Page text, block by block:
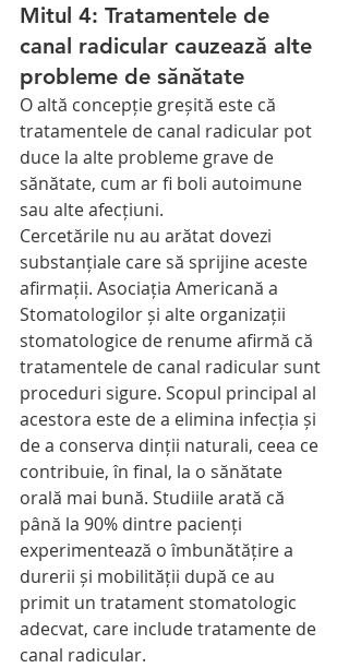
Mitul 4: Tratamentele de
canal radicular cauzează alte
probleme de sănătate
O altă concepție greșită este că
tratamentele de canal radicular pot
duce la alte probleme grave de
sănătate, cum ar fi boli autoimune
sau alte afecțiuni.
Cercetările nu au arătat dovezi
substanțiale care să sprijine aceste
afirmații. Asociația Americană a
Stomatologilor și alte organizații
stomatologice de renume afirmă că
tratamentele de canal radicular sunt
proceduri sigure. Scopul principal al
acestora este de a elimina infecția și
de a conserva dinții naturali, ceea ce
contribuie, în final, la o sănătate
orală mai bună. Studiile arată că
până la 90% dintre pacienți
experimentează o îmbunătățire a
durerii și mobilității după ce au
primit un tratament stomatologic
adecvat, care include tratamente de
canal radicular.